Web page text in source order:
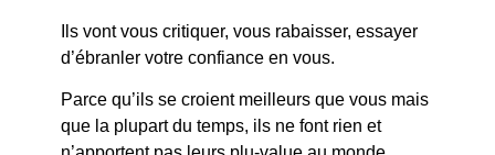
Ils vont vous critiquer, vous rabaisser, essayer
d’ébranler votre confiance en vous.
Parce qu’ils se croient meilleurs que vous mais
que la plupart du temps, ils ne font rien et